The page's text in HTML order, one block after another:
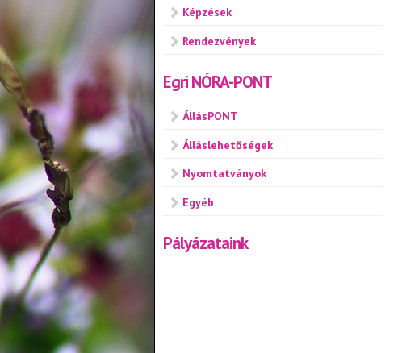
Képzések
Rendezvények
Egri NÓRA-PONT
ÁllásPONT
Álláslehetőségek
Nyomtatványok
Egyéb
Pályázataink